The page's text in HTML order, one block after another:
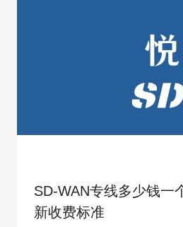
SD-WAN专线多少钱一
新收费标准